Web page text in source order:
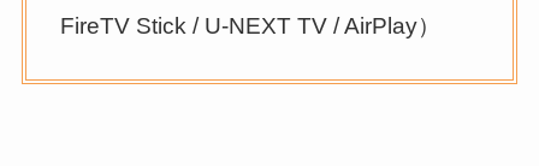
FireTV Stick / U-NEXT TV / AirPlay）